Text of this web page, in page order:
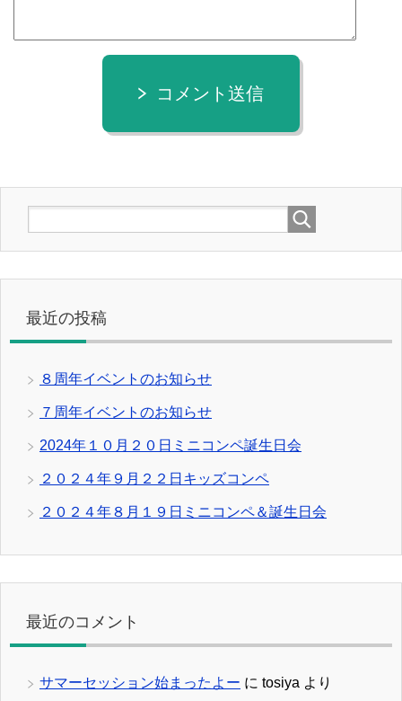
コメント送信
最近の投稿
８周年イベントのお知らせ
７周年イベントのお知らせ
2024年１０月２０日ミニコンペ誕生日会
２０２４年９月２２日キッズコンペ
２０２４年８月１９日ミニコンペ＆誕生日会
最近のコメント
サマーセッション始まったよー に tosiya より